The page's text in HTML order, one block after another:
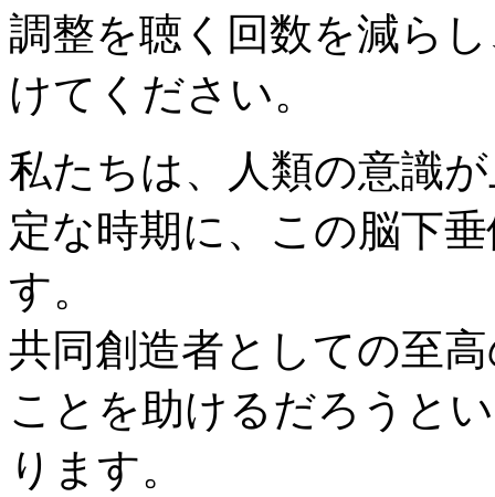
調整を聴く回数を減ら
けてください。
私たちは、人類の意識
定な時期に、この脳下
す。
共同創造者としての至
ことを助けるだろうと
ります。